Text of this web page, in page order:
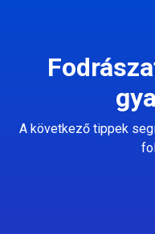
A következő tippek